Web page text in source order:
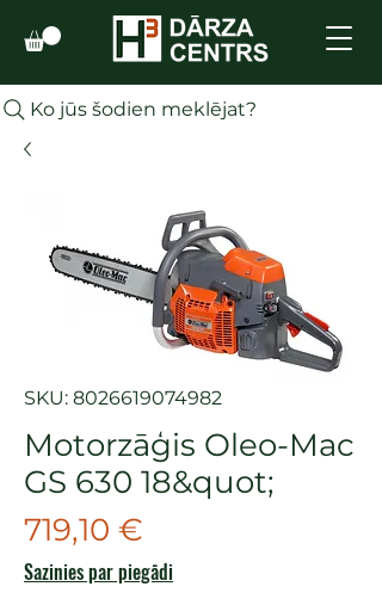
Ko jūs šodien meklējat?
SKU: 8026619074982
Motorzāģis Oleo-Mac
GS 630 18&quot;
719,10 €
Sazinies par piegādi